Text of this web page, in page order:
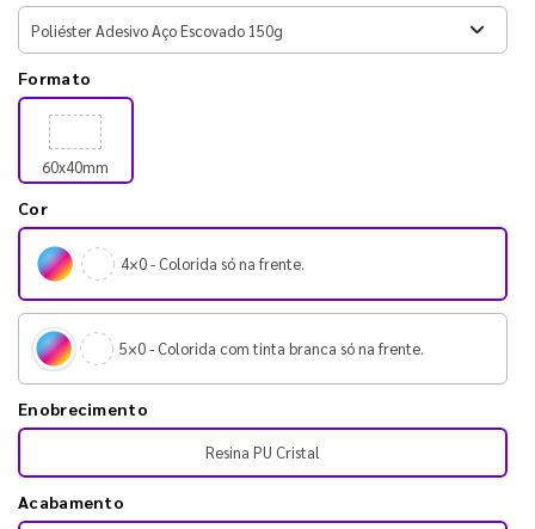
Formato
60x40mm
Cor
4×0 - Colorida só na frente.
5×0 - Colorida com tinta branca só na frente.
Enobrecimento
Resina PU Cristal
Acabamento